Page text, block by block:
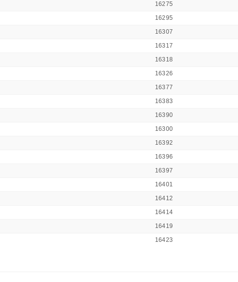
16275
16295
16307
16317
16318
16326
16377
16383
16390
16300
16392
16396
16397
16401
16412
16414
16419
16423